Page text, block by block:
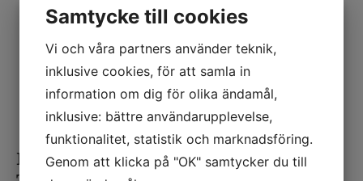
Martin & Servera:154258
414251
Länk till dabas
Ingredienser
Samtycke till cookies
Vi och våra partners använder teknik,
inklusive cookies, för att samla in
information om dig för olika ändamål,
inklusive: bättre användarupplevelse,
funktionalitet, statistik och marknadsföring.
Genom att klicka på "OK" samtycker du till